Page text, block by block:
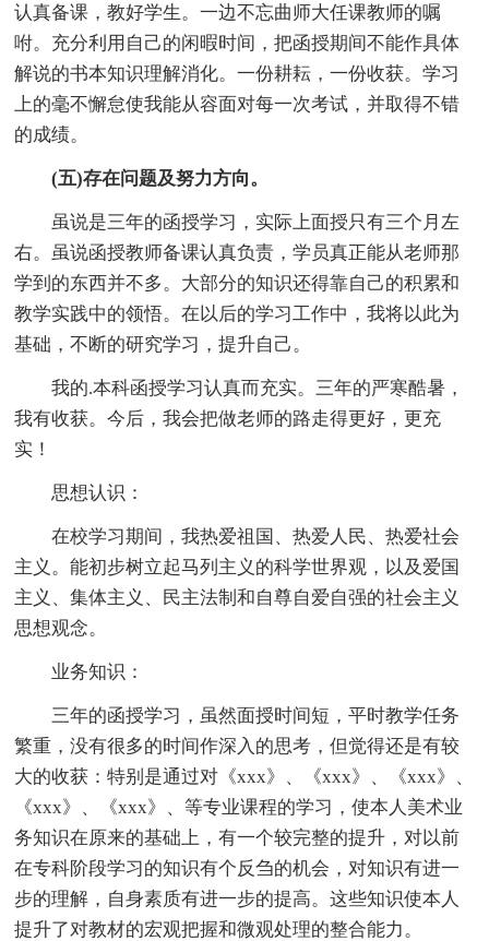
认真备课，教好学生。一边不忘曲师大任课教师的嘱
咐。充分利用自己的闲暇时间，把函授期间不能作具体
解说的书本知识理解消化。一份耕耘，一份收获。学习
上的毫不懈怠使我能从容面对每一次考试，并取得不错
的成绩。
(五)存在问题及努力方向。
虽说是三年的函授学习，实际上面授只有三个月左
右。虽说函授教师备课认真负责，学员真正能从老师那
学到的东西并不多。大部分的知识还得靠自己的积累和
教学实践中的领悟。在以后的学习工作中，我将以此为
基础，不断的研究学习，提升自己。
我的.本科函授学习认真而充实。三年的严寒酷暑，
我有收获。今后，我会把做老师的路走得更好，更充
实！
思想认识：
在校学习期间，我热爱祖国、热爱人民、热爱社会
主义。能初步树立起马列主义的科学世界观，以及爱国
主义、集体主义、民主法制和自尊自爱自强的社会主义
思想观念。
业务知识：
三年的函授学习，虽然面授时间短，平时教学任务
繁重，没有很多的时间作深入的思考，但觉得还是有较
大的收获：特别是通过对《xxx》、《xxx》、《xxx》、
《xxx》、《xxx》、等专业课程的学习，使本人美术业
务知识在原来的基础上，有一个较完整的提升，对以前
在专科阶段学习的知识有个反刍的机会，对知识有进一
步的理解，自身素质有进一步的提高。这些知识使本人
提升了对教材的宏观把握和微观处理的整合能力。